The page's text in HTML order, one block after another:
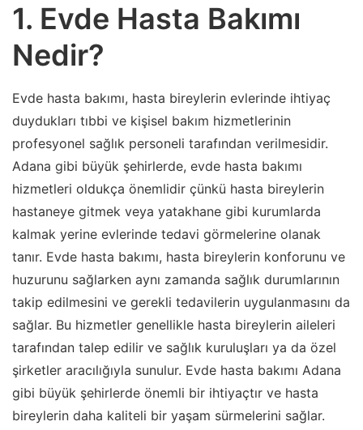
1. Evde Hasta Bakımı
Nedir?
Evde hasta bakımı, hasta bireylerin evlerinde ihtiyaç
duydukları tıbbi ve kişisel bakım hizmetlerinin
profesyonel sağlık personeli tarafından verilmesidir.
Adana gibi büyük şehirlerde, evde hasta bakımı
hizmetleri oldukça önemlidir çünkü hasta bireylerin
hastaneye gitmek veya yatakhane gibi kurumlarda
kalmak yerine evlerinde tedavi görmelerine olanak
tanır. Evde hasta bakımı, hasta bireylerin konforunu ve
huzurunu sağlarken aynı zamanda sağlık durumlarının
takip edilmesini ve gerekli tedavilerin uygulanmasını da
sağlar. Bu hizmetler genellikle hasta bireylerin aileleri
tarafından talep edilir ve sağlık kuruluşları ya da özel
şirketler aracılığıyla sunulur. Evde hasta bakımı Adana
gibi büyük şehirlerde önemli bir ihtiyaçtır ve hasta
bireylerin daha kaliteli bir yaşam sürmelerini sağlar.